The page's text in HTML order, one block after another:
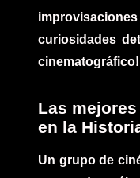
curiosidades
cinematográfico!
Las mejores
en la
Un grupo de